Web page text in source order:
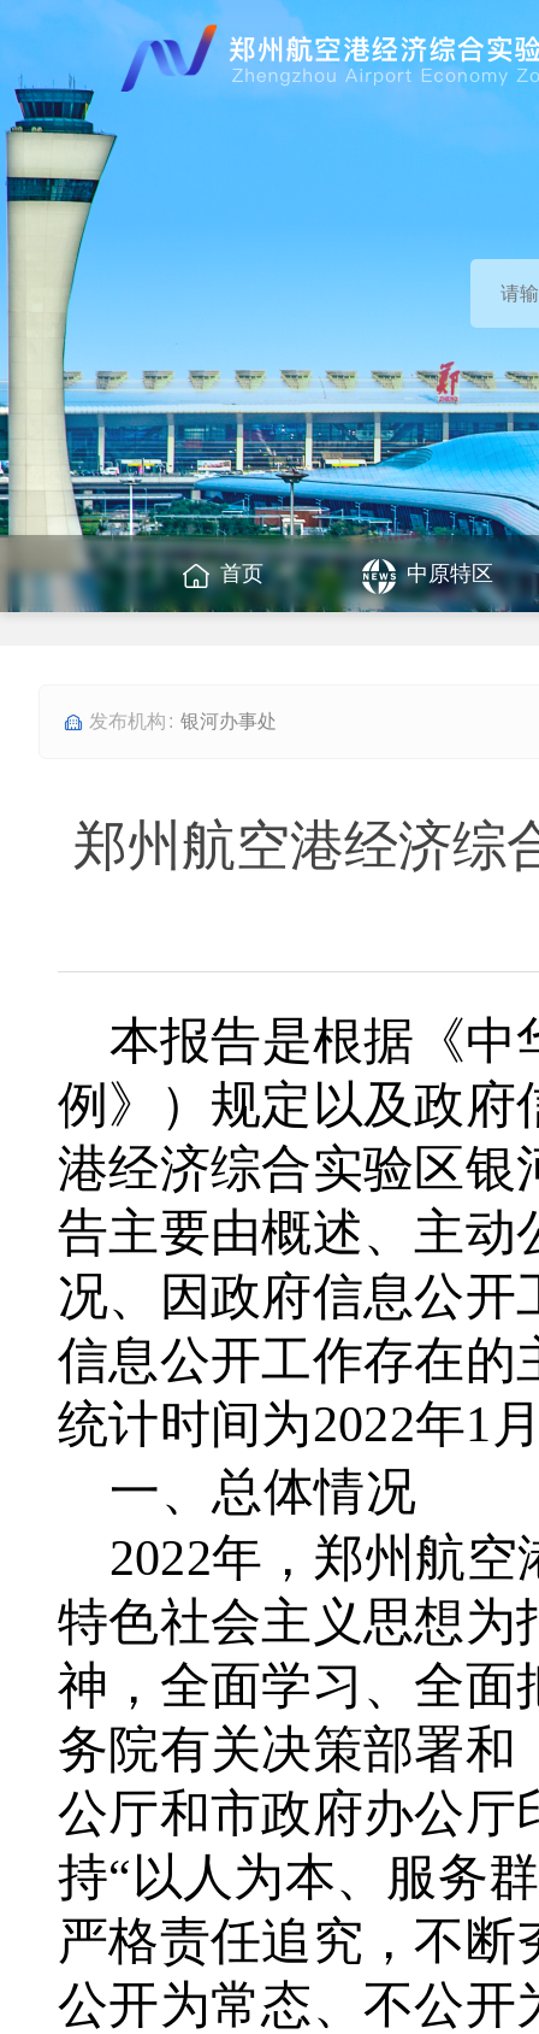
首页 中原特区
银河办事处
郑州航空港经济综
本报告是根据《中
例》）规定以及政府
港经济综合实验区银
告主要由概述、主动
况、因政府信息公开
信息公开工作存在的
统计时间为2022年1
一、总体情况
2022年，郑州航
特色社会主义思想为
神，全面学习、全面
务院有关决策部署和
公厅和市政府办公厅
持“以人为本、服务
严格责任追究，不
公开为常态、不公开